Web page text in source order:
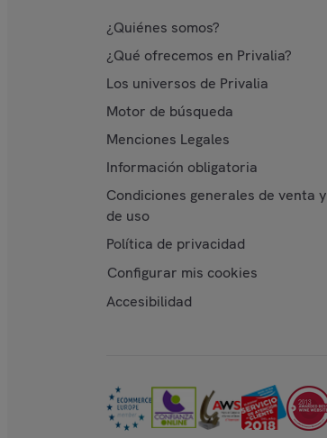
¿Quiénes somos?
¿Qué ofrecemos en Privalia?
Los universos de Privalia
Motor de búsqueda
Menciones Legales
Información obligatoria
Condiciones generales de venta y
de uso
Política de privacidad
Configurar mis cookies
Accesibilidad